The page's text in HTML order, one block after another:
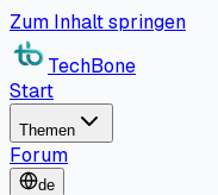
Zum Inhalt springen
TechBone
Start
Themen
Forum
de